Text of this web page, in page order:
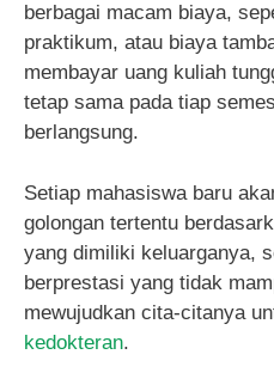
berbagai macam biaya,
praktikum, atau biaya
membayar uang kuliah
tetap sama pada tiap
berlangsung.
Setiap mahasiswa baru
golongan tertentu
yang dimiliki keluarganya,
berprestasi yang tidak
mewujudkan cita-citanya
kedokteran.